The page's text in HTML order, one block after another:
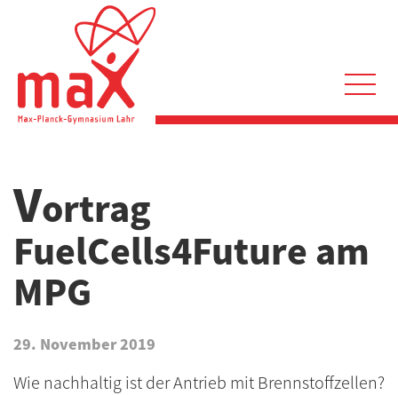
Hauptnavigation
Vortrag
FuelCells4Future am
MPG
29. November 2019
Wie nachhaltig ist der Antrieb mit Brennstoffzellen?